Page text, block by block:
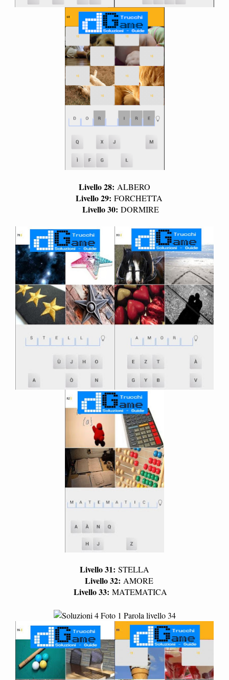
Livello 28: ALBERO
Livello 29: FORCHETTA
Livello 30: DORMIRE
Livello 31: STELLA
Livello 32: AMORE
Livello 33: MATEMATICA